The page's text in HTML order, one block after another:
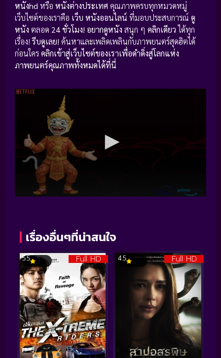
หนังhdหรือ หนังต่างประเทศคุณภาพครบทุกหมวดหมู่
เว็บไซต์ของเราคือ เว็บ หนังออนไลน์ ที่มอบประสบการณ์ ดู
หนัง ตลอด 24 ชั่วโมง! อยากดูหนัง สนุก ๆ คลิกเดียวได้ทุก
เรื่อง!รีบดูเลย! ค้นหาและเพลิดเพลินกับภาพยนตร์สุดฮิตได้
ก่อนใครคลิกเข้าสู่เว็บไซต์ของเราเพื่อดำดิ่งสู่โลกแห่ง
ภาพยนตร์คุณภาพทั้งหมดได้ที่นี่
เรื่องอื่นๆที่น่าสนใจ
Full HD
5.5 Full HD
4.5